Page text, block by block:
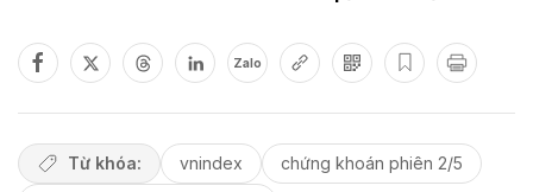
Zalo
Từ khóa: vnindex
chứng khoán phiên 2/5